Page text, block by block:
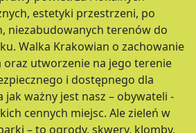
estetyki przestrzeni, po
niezabudowanych terenów do
Walka Krakowian o zachowanie
utworzenie na jego terenie
i dostępnego dla
jak ważny jest nasz – obywateli -
cennych miejsc. Ale zieleń w
– to ogrody, skwery, klomby,